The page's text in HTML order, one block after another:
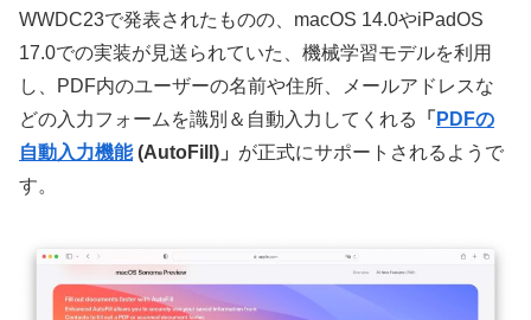
WWDC23で発表されたものの、macOS 14.0やiPadOS
17.0での実装が見送られていた、機械学習モデルを利用
し、PDF内のユーザーの名前や住所、メールアドレスな
どの入力フォームを識別＆自動入力してくれる
「 PDFの
自動入力機能(AutoFill)」 が正式にサポートされるようで
す。